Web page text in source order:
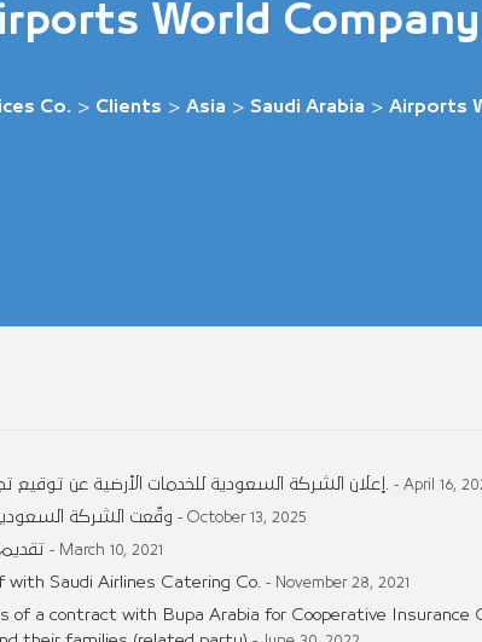
World Company
Co. > Clients > Asia > Saudi Arabia > Airports
- April 16,
وقّعت الشركة السعودية - October 13, 2025
- March 10, 2021
with Saudi Airlines Catering Co. - November 28, 2021
of a contract with Bupa Arabia for Cooperative Insurance